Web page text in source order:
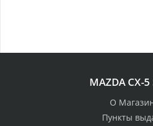
MAZDA CX-5
О
Пункты